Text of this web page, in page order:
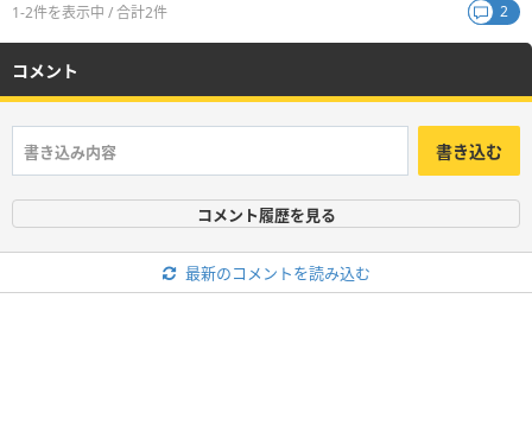
1-2件を表示中 / 合計2件 2
コメント
書き込む
コメント履歴を見る
最新のコメントを読み込む